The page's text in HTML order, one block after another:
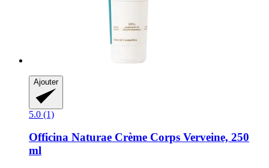
Ajouter
5.0 (1)
Officina Naturae Crème Corps Verveine, 250
ml